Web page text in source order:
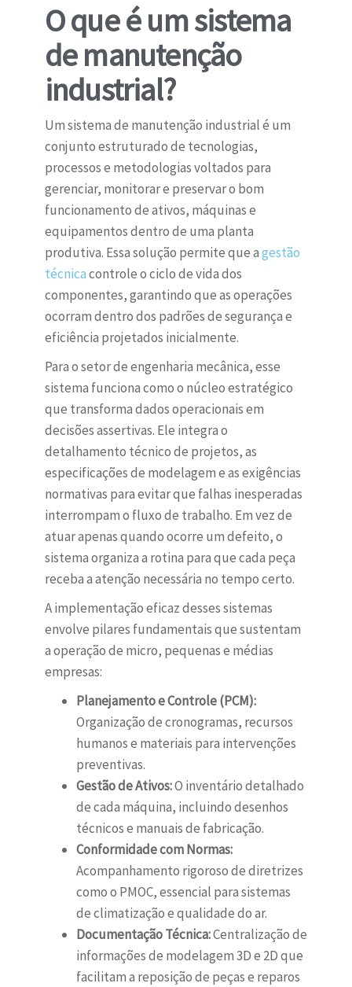
O que é um sistema
de manutenção
industrial?
Um sistema de manutenção industrial é um
conjunto estruturado de tecnologias,
processos e metodologias voltados para
gerenciar, monitorar e preservar o bom
funcionamento de ativos, máquinas e
equipamentos dentro de uma planta
produtiva. Essa solução permite que agestão
técnicacontrole o ciclo de vida dos
componentes, garantindo que as operações
ocorram dentro dos padrões de segurança e
eficiência projetados inicialmente.
Para o setor de engenharia mecânica, esse
sistema funciona como o núcleo estratégico
que transforma dados operacionais em
decisões assertivas. Ele integra o
detalhamento técnico de projetos, as
especificações de modelagem e as exigências
normativas para evitar que falhas inesperadas
interrompam o fluxo de trabalho. Em vez de
atuar apenas quando ocorre um defeito, o
sistema organiza a rotina para que cada peça
receba a atenção necessária no tempo certo.
A implementação eficaz desses sistemas
envolve pilares fundamentais que sustentam
a operação de micro, pequenas e médias
empresas:
Planejamento e Controle (PCM):
Organização de cronogramas, recursos
humanos e materiais para intervenções
preventivas.
Gestão de Ativos:O inventário detalhado
de cada máquina, incluindo desenhos
técnicos e manuais de fabricação.
Conformidade com Normas:
Acompanhamento rigoroso de diretrizes
como o PMOC, essencial para sistemas
de climatização e qualidade do ar.
Documentação Técnica:Centralização de
informações de modelagem 3D e 2D que
facilitam a reposição de peças e reparos